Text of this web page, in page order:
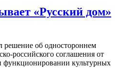
«Русский дом»
об одностороннем
российского соглашения от
функционировании культурных